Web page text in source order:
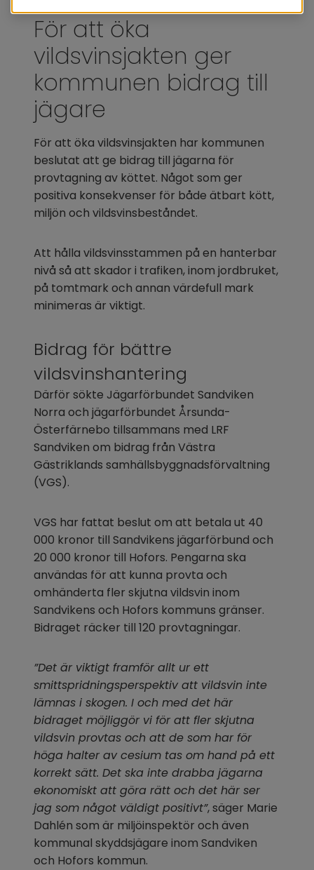
För att öka
vildsvinsjakten ger
kommunen bidrag till
jägare
För att öka vildsvinsjakten har kommunen
beslutat att ge bidrag till jägarna för
provtagning av köttet. Något som ger
positiva konsekvenser för både ätbart kött,
miljön och vildsvinsbeståndet.
Att hålla vildsvinsstammen på en hanterbar
nivå så att skador i trafiken, inom jordbruket,
på tomtmark och annan värdefull mark
minimeras är viktigt.
Bidrag för bättre
vildsvinshantering
Därför sökte Jägarförbundet Sandviken
Norra och jägarförbundet Årsunda-
Österfärnebo tillsammans med LRF
Sandviken om bidrag från Västra
Gästriklands samhällsbyggnadsförvaltning
(VGS).
VGS har fattat beslut om att betala ut 40
000 kronor till Sandvikens jägarförbund och
20 000 kronor till Hofors. Pengarna ska
användas för att kunna provta och
omhänderta fler skjutna vildsvin inom
Sandvikens och Hofors kommuns gränser.
Bidraget räcker till 120 provtagningar.
”Det är viktigt framför allt ur ett
smittspridningsperspektiv att vildsvin inte
lämnas i skogen. I och med det här
bidraget möjliggör vi för att fler skjutna
vildsvin provtas och att de som har för
höga halter av cesium tas om hand på ett
korrekt sätt. Det ska inte drabba jägarna
ekonomiskt att göra rätt och det här ser
jag som något väldigt positivt”, säger Marie
Dahlén som är miljöinspektör och även
kommunal skyddsjägare inom Sandviken
och Hofors kommun.